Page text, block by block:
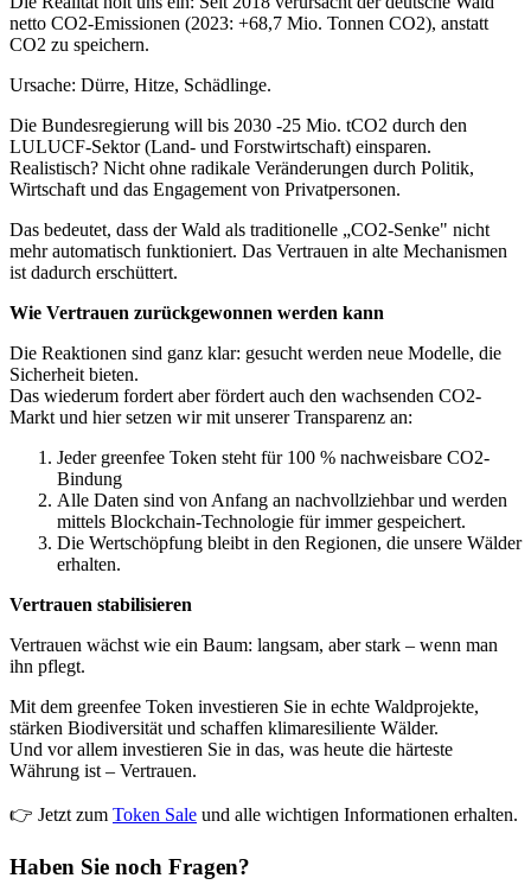
netto CO2-Emissionen (2023: +68,7 Mio. Tonnen CO2), anstatt
CO2 zu speichern.
Ursache: Dürre, Hitze, Schädlinge.
Die Bundesregierung will bis 2030 -25 Mio. tCO2 durch den
LULUCF-Sektor (Land- und Forstwirtschaft) einsparen.
Realistisch? Nicht ohne radikale Veränderungen durch Politik,
Wirtschaft und das Engagement von Privatpersonen.
Das bedeutet, dass der Wald als traditionelle „CO2-Senke" nicht
mehr automatisch funktioniert. Das Vertrauen in alte Mechanismen
ist dadurch erschüttert.
Wie Vertrauen zurückgewonnen werden kann
Die Reaktionen sind ganz klar: gesucht werden neue Modelle, die
Sicherheit bieten.
Das wiederum fordert aber fördert auch den wachsenden CO2-
Markt und hier setzen wir mit unserer Transparenz an:
Jeder greenfee Token steht für 100 % nachweisbare CO2-
Bindung
Alle Daten sind von Anfang an nachvollziehbar und werden
mittels Blockchain-Technologie für immer gespeichert.
Die Wertschöpfung bleibt in den Regionen, die unsere Wälder
erhalten.
Vertrauen stabilisieren
Vertrauen wächst wie ein Baum: langsam, aber stark – wenn man
ihn pflegt.
Mit dem greenfee Token investieren Sie in echte Waldprojekte,
stärken Biodiversität und schaffen klimaresiliente Wälder.
Und vor allem investieren Sie in das, was heute die härteste
Währung ist – Vertrauen.
👉 Jetzt zum Token Sale und alle wichtigen Informationen erhalten.
Haben Sie noch Fragen?